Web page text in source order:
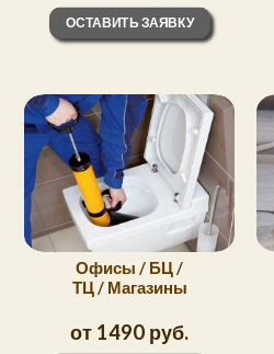
ОСТАВИТЬ ЗАЯВКУ
Офисы / БЦ /
ТЦ / Магазины
от 1490 руб.